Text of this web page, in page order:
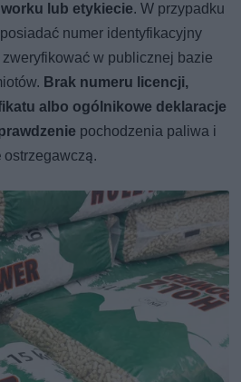
lub etykiecie. W przypadku
numer identyfikacyjny
w publicznej bazie
Brak numeru licencji,
albo ogólnikowe deklaracje
pochodzenia paliwa i